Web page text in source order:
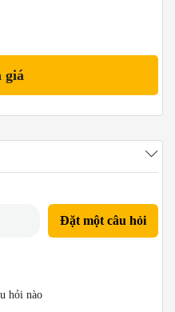
Đặt một câu hỏi
hỏi nào